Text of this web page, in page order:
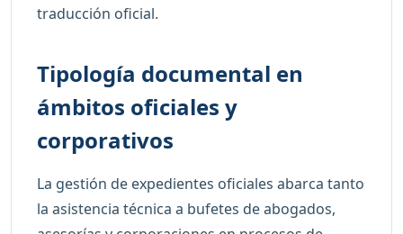
traducción oficial.
Tipología documental en
ámbitos oficiales y
corporativos
La gestión de expedientes oficiales abarca tanto
la asistencia técnica a bufetes de abogados,